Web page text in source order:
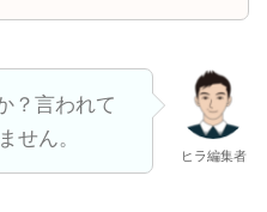
？言われて
せん。
ヒラ編集者